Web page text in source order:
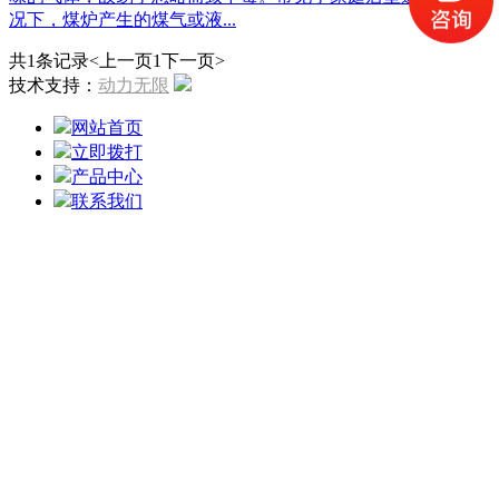
况下，煤炉产生的煤气或液...
共1条记录<上一页1下一页>
技术支持： 动力无限
网站首页
立即拨打
产品中心
联系我们